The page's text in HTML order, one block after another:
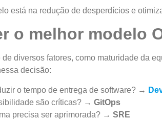
está na redução de desperdícios e
o melhor modelo
diversos fatores, como maturidade da
decisão:
o tempo de entrega de software? →
são críticas? → GitOps
precisa ser aprimorada? → SRE